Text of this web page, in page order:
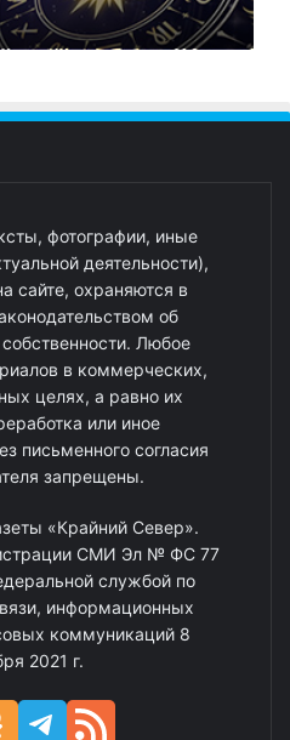
фотографии, иные
деятельности),
сайте, охраняются в
об
Любое
в коммерческих,
целях, а равно их
или иное
письменного согласия
запрещены.
«Крайний Север».
СМИ Эл № ФС 77
службой по
информационных
коммуникаций 8
2021 г.